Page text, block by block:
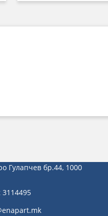
Гулапчев бр.44, 1000
3114495